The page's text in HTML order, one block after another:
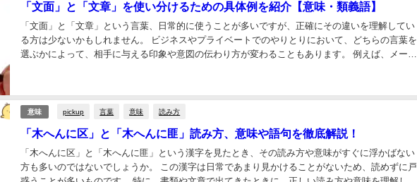
「文面」と「文章」を使い分けるための具体例を紹介【意味・類義語】
「文面」と「文章」という言葉、日常的に使うことが多いですが、正確にその違いを理解してい
る方は少ないかもしれません。 ビジネスやプライベートでのやりとりにおいて、どちらの言葉を
選ぶかによって、相手に与える印象や意図の伝わり方が変わることもあります。 例えば、メール
意味 pickup 言葉 意味 読み方
「木へんに区」と「木へんに匪」読み方、意味や語句を徹底解説！
「木へんに区」と「木へんに匪」という漢字を見たとき、その読み方や意味がすぐに浮かばない
方も多いのではないでしょうか。 この漢字は日常であまり見かけることがないため、読めずに戸